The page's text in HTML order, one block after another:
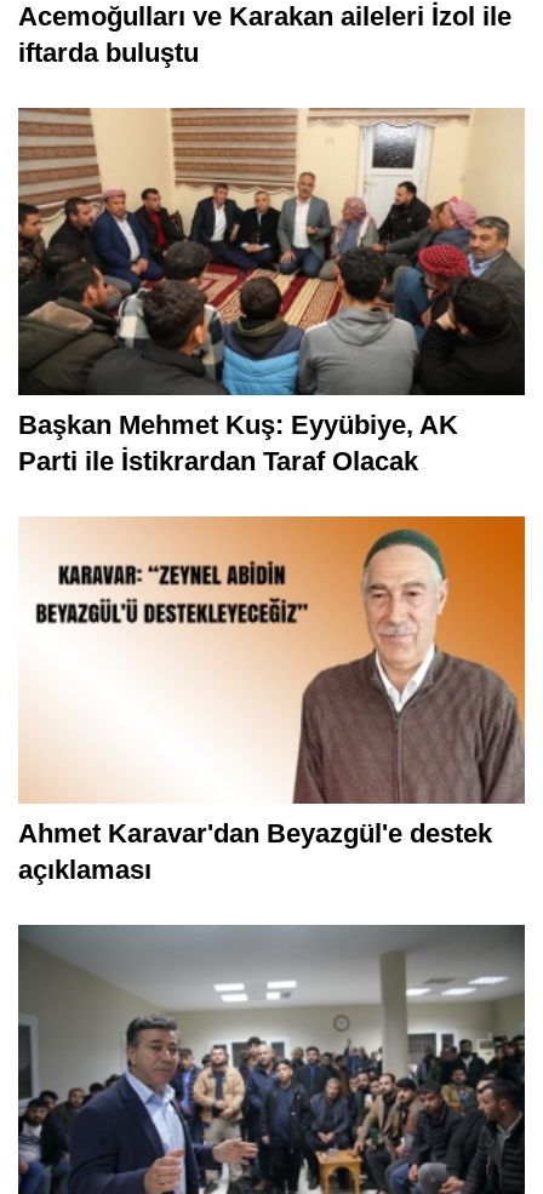
Acemoğulları ve Karakan aileleri İzol ile
iftarda buluştu
Başkan Mehmet Kuş: Eyyübiye, AK
Parti ile İstikrardan Taraf Olacak
Ahmet Karavar'dan Beyazgül'e destek
açıklaması